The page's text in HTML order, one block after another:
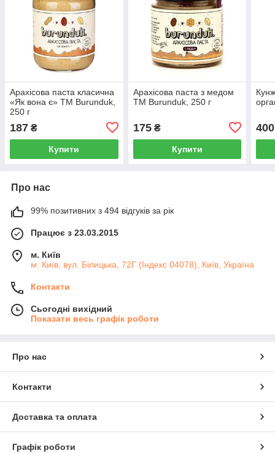
Арахісова паста класична
«Як вона є» TM Burunduk,
250 г
187 ₴
Купити
Арахісова паста з медом
ТМ Burunduk, 250 г
175₴
Купити
400
Про нас
99% позитивних з 494 відгуків за рік
Працює з 23.03.2015
м. Київ
м. Київ, вул. Білицька, 72Г (Індекс 04078), Київ, Україна
Контакти
Сьогодні вихідний
Показати весь графік роботи
Про нас
Контакти
Доставка та оплата
Графік роботи